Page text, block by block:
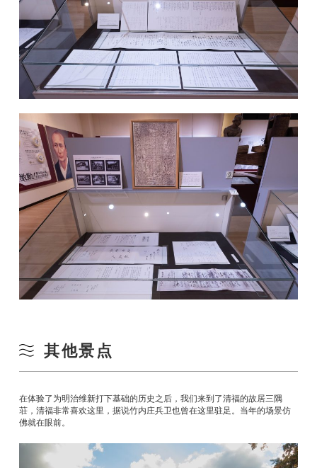
其他景点
在体验了为明治维新打下基础的历史之后，我们来到了清福的故居三隅
荘，清福非常喜欢这里，据说竹内庄兵卫也曾在这里驻足。当年的场景仿
佛就在眼前。